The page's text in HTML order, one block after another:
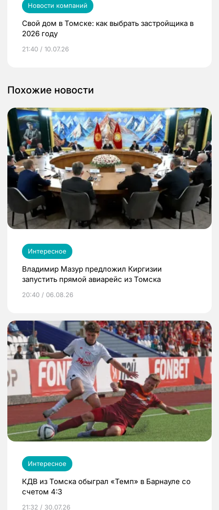
Новости компаний
Свой дом в Томске: как выбрать застройщика в
2026 году
21:40 / 10.07.26
Похожие новости
Интересное
Владимир Мазур предложил Киргизии
запустить прямой авиарейс из Томска
20:40 / 06.08.26
Интересное
КДВ из Томска обыграл «Темп» в Барнауле со
счетом 4:3
21:32 / 30.07.26